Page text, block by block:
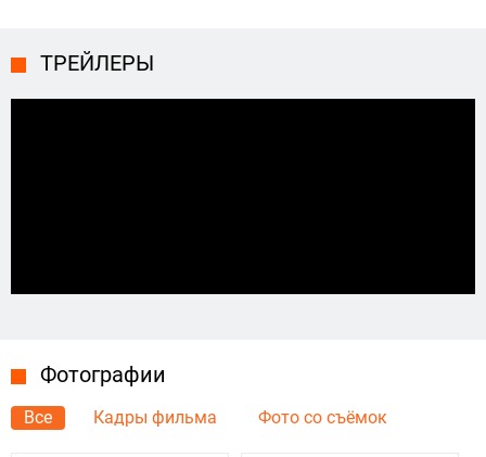
ТРЕЙЛЕРЫ
Фотографии
Все Кадры фильма Фото со съёмок